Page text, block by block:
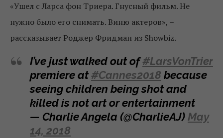
«Ушел с Ларса фон Триера. Гнусный фильм. Не
нужно было его снимать. Виню актеров», –
рассказывает Роджер Фридман из Showbiz.
I’ve just walked out of#LarsVonTrier
premiere at#Cannes2018 because
seeing children being shot and
killed is not art or entertainment
— Charlie Angela (@CharlieAJ) May
14, 2018